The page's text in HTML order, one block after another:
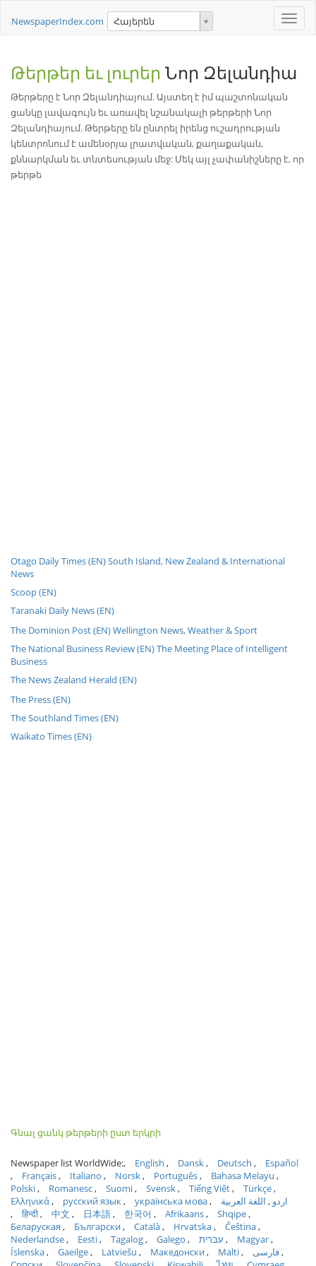
Toggle
NewspaperIndex.com Հայերեն
Թերթեր եւ լուրեր Նոր Զելանդիա
Թերթերը է Նոր Զելանդիայում. Այստեղ է իմ պաշտոնական
ցանկը լավագույն եւ առավել նշանակալի թերթերի Նոր
Զելանդիայում. Թերթերը են ընտրել իրենց ուշադրության
կենտրոնում է ամենօրյա լրատվական, քաղաքական,
քննարկման եւ տնտեսության մեջ: Մեկ այլ չափանիշները է, որ
թերթե
Otago Daily Times (EN) South Island, New Zealand & International
News
Scoop (EN)
Taranaki Daily News (EN)
The Dominion Post (EN) Wellington News, Weather & Sport
The National Business Review (EN) The Meeting Place of Intelligent
Business
The News Zealand Herald (EN)
The Press (EN)
The Southland Times (EN)
Waikato Times (EN)
Գնալ ցանկ թերթերի ըստ երկրի
Newspaper list WorldWide: English Dansk Deutsch
Español
Français
Italiano Norsk Português
Bahasa Melayu
Polski
Romanesc Suomi Svensk Tiếng Việt
Türkçe
Ελληνικά
русский язык українська мова اردو
اللغة العربية
हिन्दी
中文 日本語 한국어 Afrikaans
Shqipe
Беларуская
Български Català Hrvatska
Čeština
Nederlandse
Eesti Tagalog Galego עברית
Magyar
Íslenska
Gaeilge Latviešu Македонски Malti
فارسی